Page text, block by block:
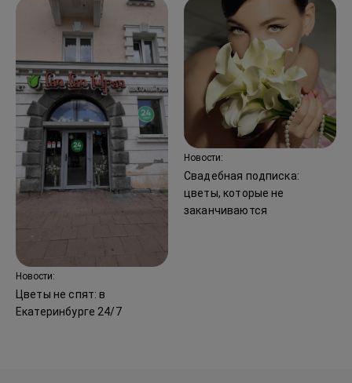
Новости:
Цветы не спят: в
Екатеринбурге 24/7
Новости:
Свадебная подписка:
цветы, которые не
заканчиваются